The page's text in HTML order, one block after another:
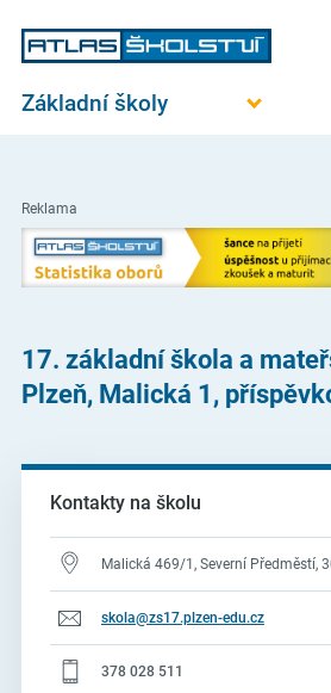
Základní školy
Reklama
17. základní škola a
Plzeň, Malická 1,
Kontakty na školu
Malická 469/1, Severní Předměstí,
skola@zs17.plzen-edu.cz
378 028 511